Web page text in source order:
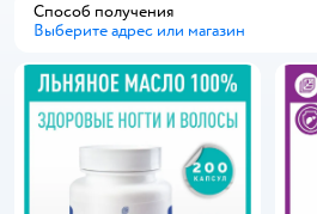
Способ получения
Выберите адрес или магазин